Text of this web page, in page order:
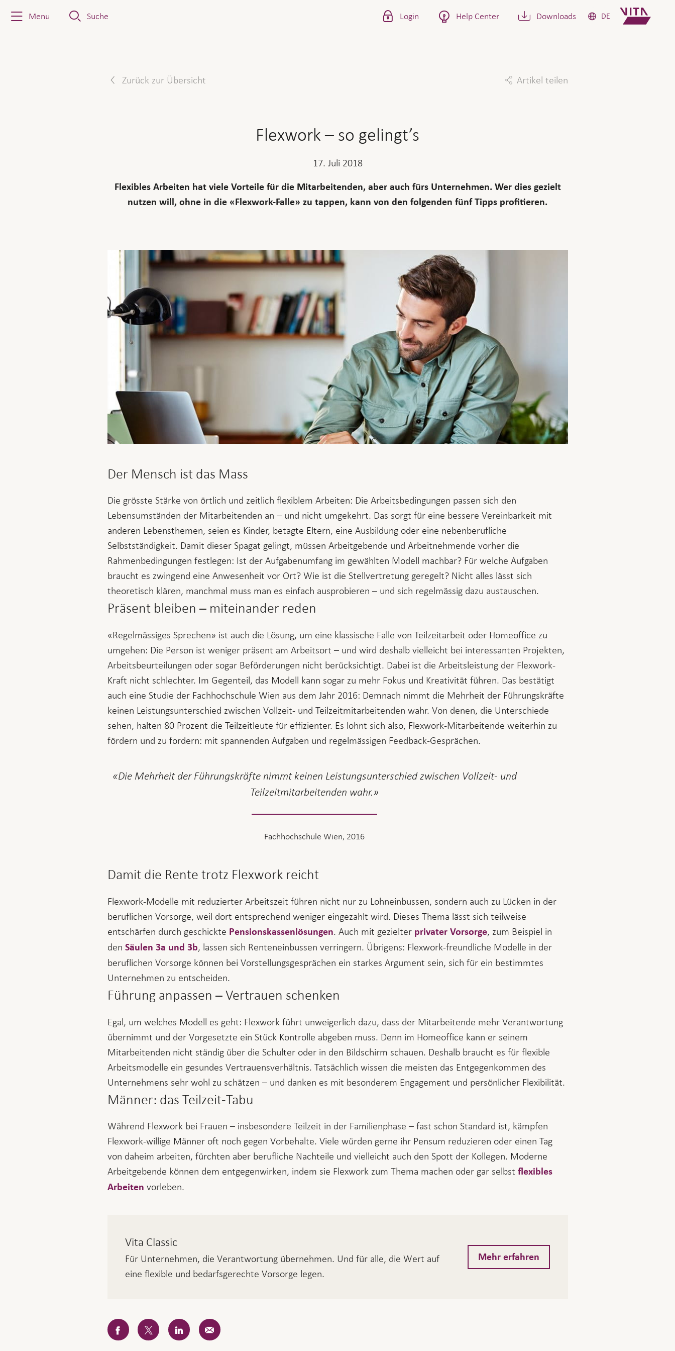
Menu Suche Login Help Center Downloads DE
Zurück zur Übersicht Artikel teilen
Flexwork – so gelingt’s
17. Juli 2018
Flexibles Arbeiten hat viele Vorteile für die Mitarbeitenden, aber auch fürs Unternehmen. Wer dies gezielt
nutzen will, ohne in die «Flexwork-Falle» zu tappen, kann von den folgenden fünf Tipps profitieren.
Der Mensch ist das Mass
Die grösste Stärke von örtlich und zeitlich flexiblem Arbeiten: Die Arbeitsbedingungen passen sich den
Lebensumständen der Mitarbeitenden an – und nicht umgekehrt. Das sorgt für eine bessere Vereinbarkeit mit
anderen Lebensthemen, seien es Kinder, betagte Eltern, eine Ausbildung oder eine nebenberufliche
Selbstständigkeit. Damit dieser Spagat gelingt, müssen Arbeitgebende und Arbeitnehmende vorher die
Rahmenbedingungen festlegen: Ist der Aufgabenumfang im gewählten Modell machbar? Für welche Aufgaben
braucht es zwingend eine Anwesenheit vor Ort? Wie ist die Stellvertretung geregelt? Nicht alles lässt sich
theoretisch klären, manchmal muss man es einfach ausprobieren – und sich regelmässig dazu austauschen.
Präsent bleiben – miteinander reden
«Regelmässiges Sprechen» ist auch die Lösung, um eine klassische Falle von Teilzeitarbeit oder Homeoffice zu
umgehen: Die Person ist weniger präsent am Arbeitsort – und wird deshalb vielleicht bei interessanten Projekten,
Arbeitsbeurteilungen oder sogar Beförderungen nicht berücksichtigt. Dabei ist die Arbeitsleistung der Flexwork-
Kraft nicht schlechter. Im Gegenteil, das Modell kann sogar zu mehr Fokus und Kreativität führen. Das bestätigt
auch eine Studie der Fachhochschule Wien aus dem Jahr 2016: Demnach nimmt die Mehrheit der Führungskräfte
keinen Leistungsunterschied zwischen Vollzeit- und Teilzeitmitarbeitenden wahr. Von denen, die Unterschiede
sehen, halten 80 Prozent die Teilzeitleute für effizienter. Es lohnt sich also, Flexwork-Mitarbeitende weiterhin zu
fördern und zu fordern: mit spannenden Aufgaben und regelmässigen Feedback-Gesprächen.
Die Mehrheit der Führungskräfte nimmt keinen Leistungsunterschied zwischen Vollzeit- und
Teilzeitmitarbeitenden wahr.
Fachhochschule Wien, 2016
Damit die Rente trotz Flexwork reicht
Flexwork-Modelle mit reduzierter Arbeitszeit führen nicht nur zu Lohneinbussen, sondern auch zu Lücken in der
beruflichen Vorsorge, weil dort entsprechend weniger eingezahlt wird. Dieses Thema lässt sich teilweise
entschärfen durch geschickte Pensionskassenlösungen. Auch mit gezielter privater Vorsorge, zum Beispiel in
den Säulen 3a und 3b, lassen sich Renteneinbussen verringern. Übrigens: Flexwork-freundliche Modelle in der
beruflichen Vorsorge können bei Vorstellungsgesprächen ein starkes Argument sein, sich für ein bestimmtes
Unternehmen zu entscheiden.
Führung anpassen – Vertrauen schenken
Egal, um welches Modell es geht: Flexwork führt unweigerlich dazu, dass der Mitarbeitende mehr Verantwortung
übernimmt und der Vorgesetzte ein Stück Kontrolle abgeben muss. Denn im Homeoffice kann er seinem
Mitarbeitenden nicht ständig über die Schulter oder in den Bildschirm schauen. Deshalb braucht es für flexible
Arbeitsmodelle ein gesundes Vertrauensverhältnis. Tatsächlich wissen die meisten das Entgegenkommen des
Unternehmens sehr wohl zu schätzen – und danken es mit besonderem Engagement und persönlicher Flexibilität.
Männer: das Teilzeit-Tabu
Während Flexwork bei Frauen – insbesondere Teilzeit in der Familienphase – fast schon Standard ist, kämpfen
Flexwork-willige Männer oft noch gegen Vorbehalte. Viele würden gerne ihr Pensum reduzieren oder einen Tag
von daheim arbeiten, fürchten aber berufliche Nachteile und vielleicht auch den Spott der Kollegen. Moderne
Arbeitgebende können dem entgegenwirken, indem sie Flexwork zum Thema machen oder gar selbst flexibles
Arbeiten vorleben.
Vita Classic
Für Unternehmen, die Verantwortung übernehmen. Und für alle, die Wert auf
eine flexible und bedarfsgerechte Vorsorge legen.
Mehr erfahren
FacebookTwitterLinkedIn
E-
Mail